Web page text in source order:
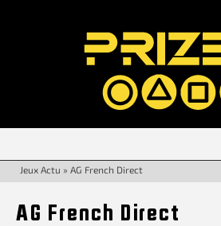
Jeux Actu » AG French Direct
AG French Direct